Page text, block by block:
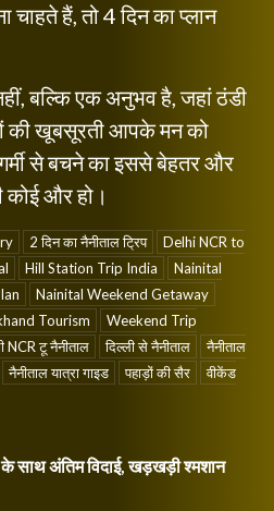
हैं, तो 4 दिन का प्लान
बल्कि एक अनुभव है, जहां ठंडी
की खूबसूरती आपके मन को
से बचने का इससे बेहतर और
कोई और हो।
2 दिन का नैनीताल ट्रिप
Delhi NCR to
Hill Station Trip India
Nainital
Nainital Weekend Getaway
Tourism
Weekend Trip
NCR टू नैनीताल दिल्ली से नैनीताल
नैनीताल
नैनीताल यात्रा गाइड पहाड़ों की सैर
वीकेंड
साथ अंतिम विदाई, खड़खड़ी श्मशान